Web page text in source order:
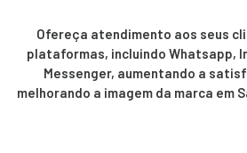
Ofereça atendimento aos seus
plataformas, incluindo Whatsapp,
Messenger, aumentando a
melhorando a imagem da marca em